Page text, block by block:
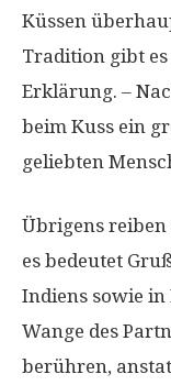
Küssen
Tradition gibt
Erklärung. –
beim Kuss ein
geliebten
Übrigens reiben
es bedeutet
Indiens sowie in
Wange des
berühren,